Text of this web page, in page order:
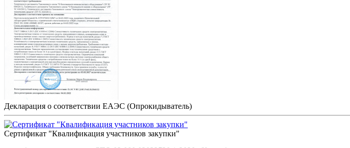
Декларация о соответствии ЕАЭС (Опрокидыватель)
Сертификат "Квалификация участников закупки"